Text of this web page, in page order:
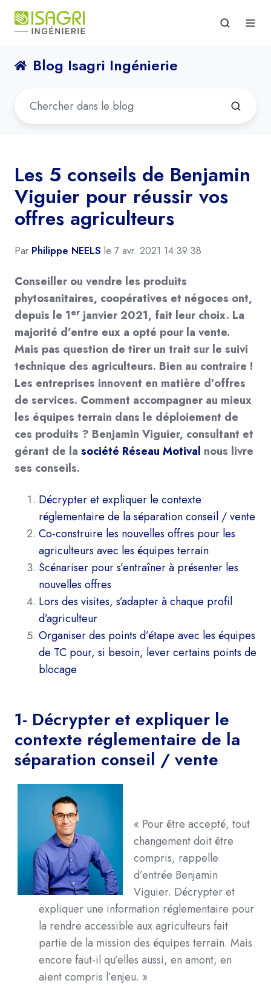
Blog Isagri Ingénierie
Les 5 conseils de Benjamin
Viguier pour réussir vos
offres agriculteurs
Par Philippe NEELS le 7 avr. 2021 14:39:38
Conseiller ou vendre les produits
phytosanitaires, coopératives et négoces ont,
depuis le 1er janvier 2021, fait leur choix. La
majorité d’entre eux a opté pour la vente.
Mais pas question de tirer un trait sur le suivi
technique des agriculteurs. Bien au contraire !
Les entreprises innovent en matière d’offres
de services. Comment accompagner au mieux
les équipes terrain dans le déploiement de
ces produits ? Benjamin Viguier, consultant et
gérant de la société Réseau Motival nous livre
ses conseils.
Décrypter et expliquer le contexte
réglementaire de la séparation conseil / vente
Co-construire les nouvelles offres pour les
agriculteurs avec les équipes terrain
Scénariser pour s’entraîner à présenter les
nouvelles offres
Lors des visites, s’adapter à chaque profil
d’agriculteur
Organiser des points d’étape avec les équipes
de TC pour, si besoin, lever certains points de
blocage
1- Décrypter et expliquer le
contexte réglementaire de la
séparation conseil / vente
« Pour être accepté, tout
changement doit être
compris, rappelle
d’entrée Benjamin
Viguier. Décrypter et
expliquer une information réglementaire pour
la rendre accessible aux agriculteurs fait
partie de la mission des équipes terrain. Mais
encore faut-il qu’elles aussi, en amont, en
aient compris l’enjeu. »